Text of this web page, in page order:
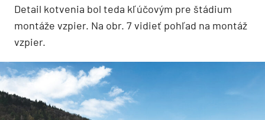
Detail kotvenia bol teda kľúčovým pre štádium
montáže vzpier. Na obr. 7 vidieť pohľad na montáž
vzpier.